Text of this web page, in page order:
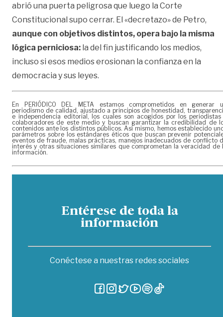
abrió una puerta peligrosa que luego la Corte
Constitucional supo cerrar. El «decretazo» de Petro,
aunque con objetivos distintos, opera bajo la misma
lógica perniciosa: la del fin justificando los medios,
incluso si esos medios erosionan la confianza en la
democracia y sus leyes.
En PERIÓDICO DEL META estamos comprometidos en generar
periodismo de calidad, ajustado a principios de honestidad,
e independencia editorial, los cuales son acogidos por los periodistas
colaboradores de este medio y buscan garantizar la credibilidad de
contenidos ante los distintos públicos. Así mismo, hemos establecido
parámetros sobre los estándares éticos que buscan prevenir
eventos de fraude, malas prácticas, manejos inadecuados de conflicto
interés y otras situaciones similares que comprometan la veracidad de
información.
Entérese de toda la
información
Conéctese a nuestras redes sociales